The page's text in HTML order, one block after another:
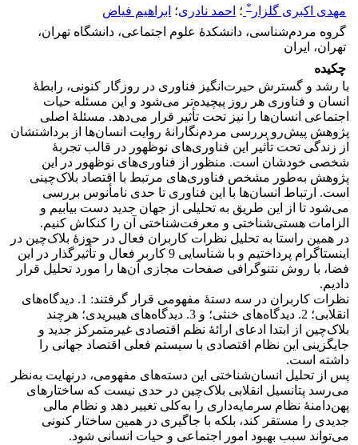
مهدی اکبری گلزار * ؛ احمد نادری؛ ابراهیم فیاض
گروه مردم‌شناسی، دانشکدۀ علوم اجتماعی، دانشگاه تهران،
تهران، ایران
چکیده
با رشد و گسترش حیرت‌انگیز فناوری در روزگار کنونی، رابطۀ
انسان و فناوری هر روز پیچیده‌تر می‌شود و این مسئله حیات
اجتماعی انسان‌ها را نیز تحت تأثیر قرار می‌دهد. مسئلۀ اصلی
پژوهش پیش‌رو بررسی مردم‌نگارانۀ روایت انسان‌ها از برداشتشان
از زندگی تحت تأثیر این فناوری‌های نوظهور در قالب تجربۀ
شخصی خودشان است. منظور از فناوری‌های نوظهور در این
پژوهش به‌طور مشخص فناوری‌های مرتبط با اقتصاد بلاک‌چینی
است. ارتباط انسان‌ها با این فناوری تا حدی نامأنوس بررسی
می‌شود تا از این طریق به تحلیلی از جهان جدید دست بیابیم و
الزامات هستی‌شناختی و معرفت‌شناختی آن را کنکاش کنیم.
در همین راستا به تحلیل نظرات کاربران فعال در حوزۀ بلاک‌چین در
اینستاگرام پرداختیم و با شناسایی 9 کاربر فعال و تأثیرگذار در این
فضا، با روش نتنوگرافی صفحات مجازی آن‌ها را مورد تحلیل قرار
دادیم.
نظرات کاربران در سه دستۀ مفهومی قرار گرفتند: 1. دیدگاه‌های
انقلابی؛ 2. دیدگاه‌های خنثی؛ و 3. دیدگاه‌های هیبریدی؛ هرچند
بلاک‌چین از ابتدا ادعای ارائۀ نظم اقتصادی غیرمتمرکز جدید و
جایگزینی این نظام اقتصادی با سیستم فعلی اقتصاد جهانی را
داشته است.
پس از تحلیل انسان‌شناختی این دسته‌های مفهومی، درنهایت به‌نظر
می‌رسد پتانسیل انقلابی بلاک‌چین در حدی نیست که ساختارهای
پهن‌دامنۀ نظام سرمایه‌داری را به‌کلی تغییر دهد و نظام مالی
جدیدی را مستقر کند، بلکه با جاگیری در همین ساختار کنونی
می‌تواند سبب بهبود امور اجتماعی و حیات انسانی شود.